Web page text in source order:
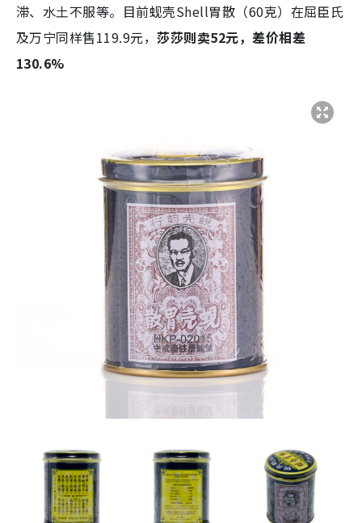
滞、水土不服等。目前蚬壳Shell胃散（60克）在屈臣氏
及万宁同样售119.9元，莎莎则卖52元，差价相差
130.6%